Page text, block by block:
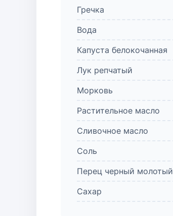
Гречка
Вода
Капуста белокочанная
Лук репчатый
Морковь
Растительное масло
Сливочное масло
Соль
Перец черный молотый
Сахар